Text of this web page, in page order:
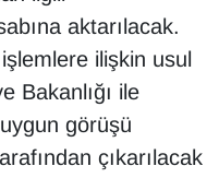
aktarılacak.
ilişkin usul
Bakanlığı ile
görüşü
çıkarılacak